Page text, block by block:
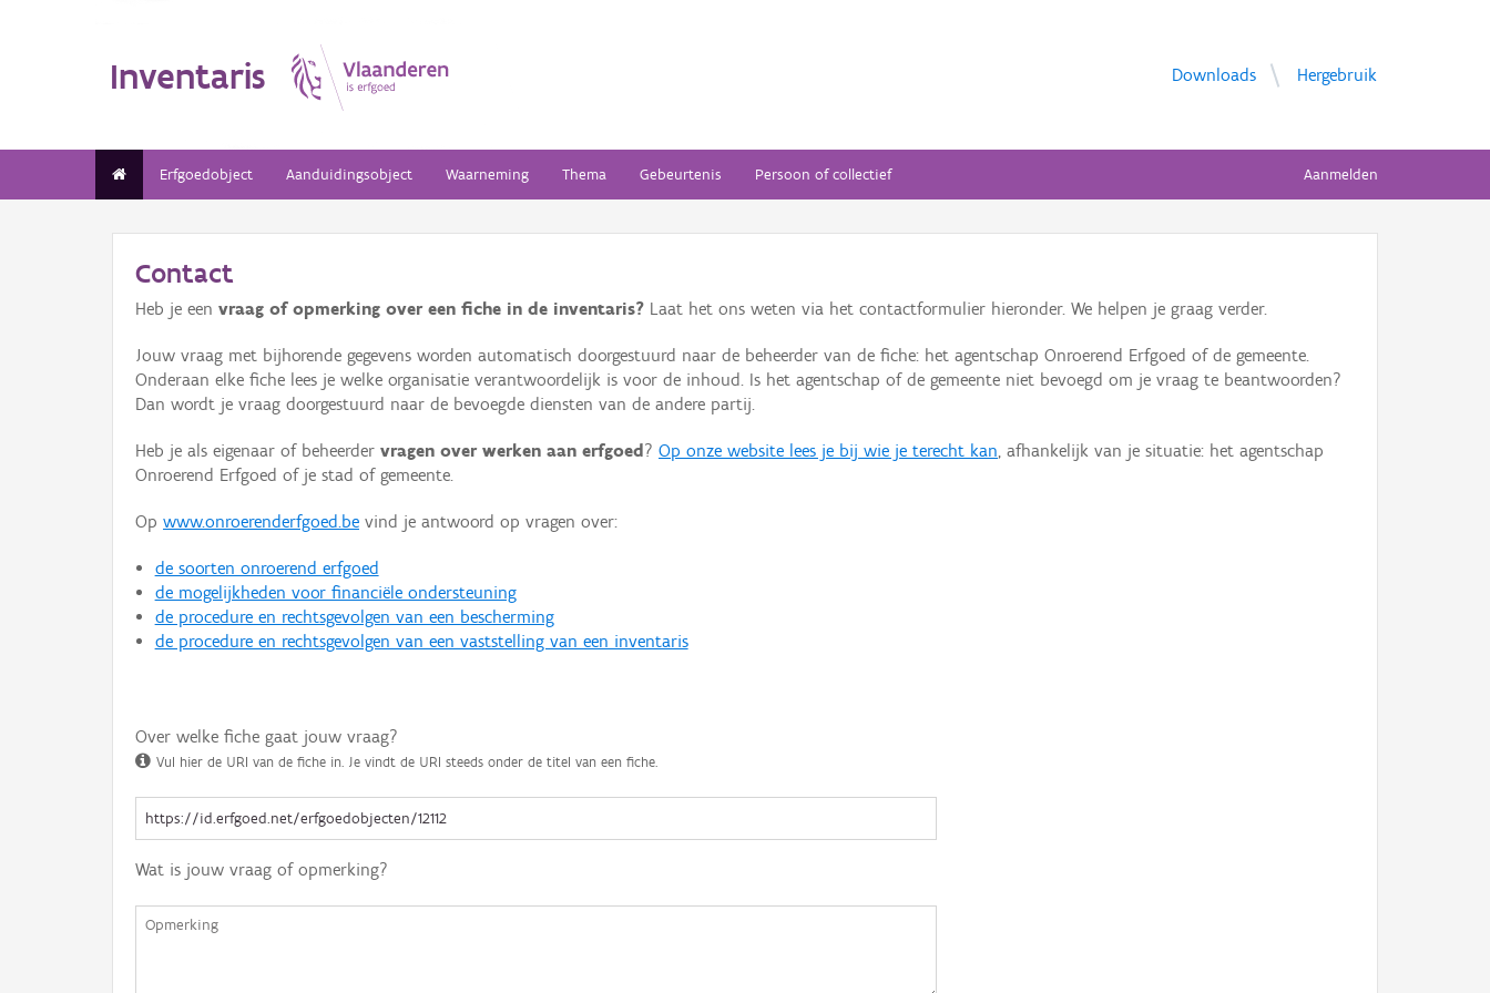
Inventaris Downloads Hergebruik
Erfgoedobject Aanduidingsobject Waarneming Thema Gebeurtenis Persoon of collectief Aanmelden
Contact
Heb je een vraag of opmerking over een fiche in de inventaris? Laat het ons weten via het contactformulier hieronder. We helpen je graag verder.
Jouw vraag met bijhorende gegevens worden automatisch doorgestuurd naar de beheerder van de fiche: het agentschap Onroerend Erfgoed of de gemeente.
Onderaan elke fiche lees je welke organisatie verantwoordelijk is voor de inhoud. Is het agentschap of de gemeente niet bevoegd om je vraag te beantwoorden?
Dan wordt je vraag doorgestuurd naar de bevoegde diensten van de andere partij.
Heb je als eigenaar of beheerder vragen over werken aan erfgoed ? Op onze website lees je bij wie je terecht kan, afhankelijk van je situatie: het agentschap
Onroerend Erfgoed of je stad of gemeente.
Op www.onroerenderfgoed.be vind je antwoord op vragen over:
de soorten onroerend erfgoed
de mogelijkheden voor financiële ondersteuning
de procedure en rechtsgevolgen van een bescherming
de procedure en rechtsgevolgen van een vaststelling van een inventaris
Over welke fiche gaat jouw vraag?
Vul hier de URI van de fiche in. Je vindt de URI steeds onder de titel van een fiche.
Wat is jouw vraag of opmerking?